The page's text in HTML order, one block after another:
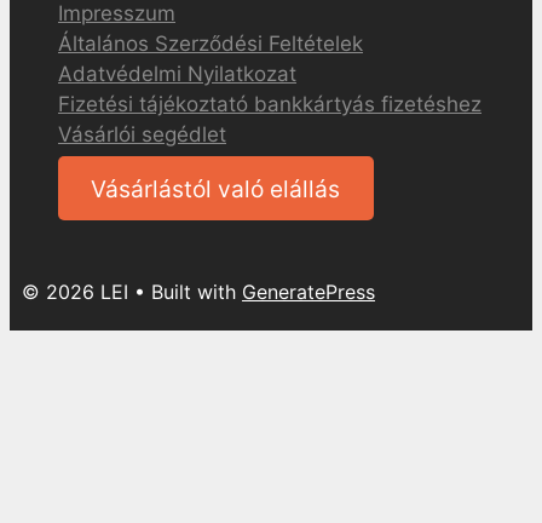
Impresszum
Általános Szerződési Feltételek
Adatvédelmi Nyilatkozat
Fizetési tájékoztató bankkártyás fizetéshez
Vásárlói segédlet
Vásárlástól való elállás
© 2026 LEI • Built with GeneratePress